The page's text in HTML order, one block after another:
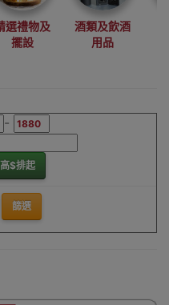
選禮物及
擺設
酒類及飲酒
用品
-
高$排起
篩選